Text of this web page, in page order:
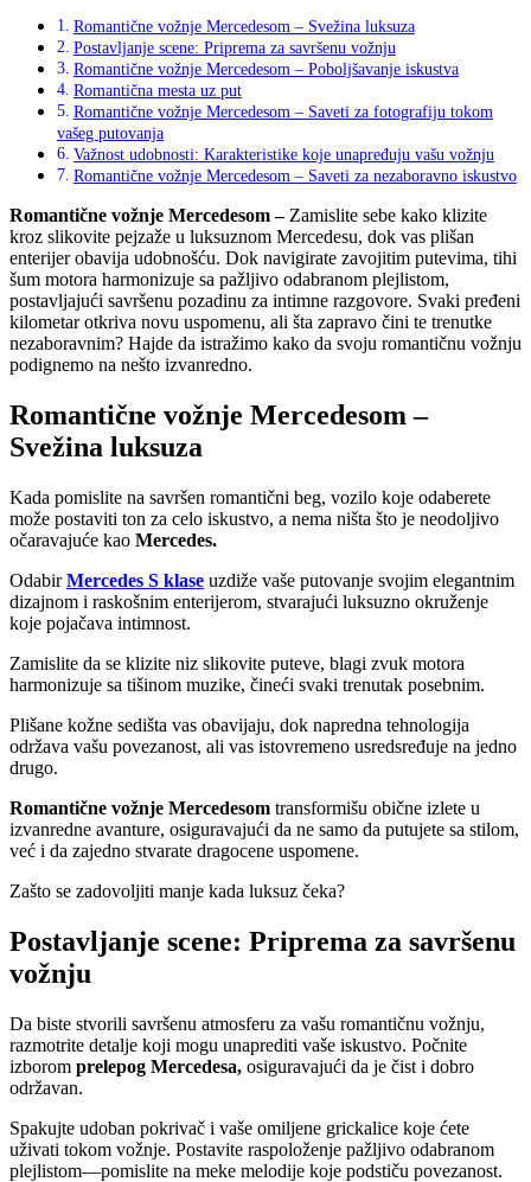
Romantične vožnje Mercedesom – Svežina luksuza
Postavljanje scene: Priprema za savršenu vožnju
Romantične vožnje Mercedesom – Poboljšavanje iskustva
Romantična mesta uz put
Romantične vožnje Mercedesom – Saveti za fotografiju tokom
vašeg putovanja
Važnost udobnosti: Karakteristike koje unapređuju vašu vožnju
Romantične vožnje Mercedesom – Saveti za nezaboravno iskustvo
Romantične vožnje Mercedesom –Zamislite sebe kako klizite
kroz slikovite pejzaže u luksuznom Mercedesu, dok vas plišan
enterijer obavija udobnošću. Dok navigirate zavojitim putevima, tihi
šum motora harmonizuje sa pažljivo odabranom plejlistom,
postavljajući savršenu pozadinu za intimne razgovore. Svaki pređeni
kilometar otkriva novu uspomenu, ali šta zapravo čini te trenutke
nezaboravnim? Hajde da istražimo kako da svoju romantičnu vožnju
podignemo na nešto izvanredno.
Romantične vožnje Mercedesom –
Svežina luksuza
Kada pomislite na savršen romantični beg, vozilo koje odaberete
može postaviti ton za celo iskustvo, a nema ništa što je neodoljivo
očaravajuće kao Mercedes.
OdabirMercedes S klase uzdiže vaše putovanje svojim elegantnim
dizajnom i raskošnim enterijerom, stvarajući luksuzno okruženje
koje pojačava intimnost.
Zamislite da se klizite niz slikovite puteve, blagi zvuk motora
harmonizuje sa tišinom muzike, čineći svaki trenutak posebnim.
Plišane kožne sedišta vas obavijaju, dok napredna tehnologija
održava vašu povezanost, ali vas istovremeno usredsređuje na jedno
drugo.
Romantične vožnje Mercedesom transformišu obične izlete u
izvanredne avanture, osiguravajući da ne samo da putujete sa stilom,
već i da zajedno stvarate dragocene uspomene.
Zašto se zadovoljiti manje kada luksuz čeka?
Postavljanje scene: Priprema za savršenu
vožnju
Da biste stvorili savršenu atmosferu za vašu romantičnu vožnju,
razmotrite detalje koji mogu unaprediti vaše iskustvo. Počnite
izborom prelepog Mercedesa, osiguravajući da je čist i dobro
održavan.
Spakujte udoban pokrivač i vaše omiljene grickalice koje ćete
uživati tokom vožnje. Postavite raspoloženje pažljivo odabranom
plejlistom—pomislite na meke melodije koje podstiču povezanost.